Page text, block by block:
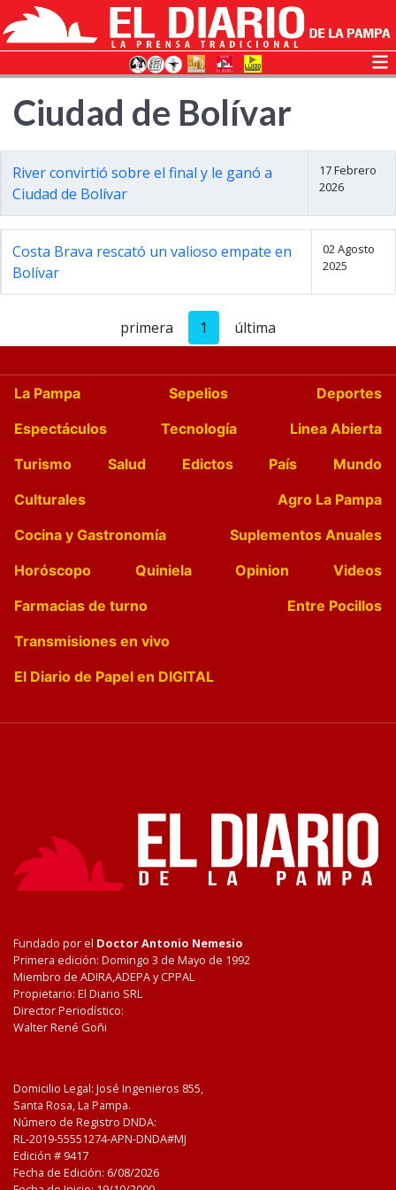
Ciudad de Bolívar
River convirtió sobre el final y le ganó a
Ciudad de Bolívar
17 Febrero
2026
Costa Brava rescató un valioso empate en
Bolívar
02 Agosto
2025
primera 1 última
La Pampa Sepelios
Deportes
Espectáculos
Tecnología
Linea Abierta
Turismo
Salud Edictos País
Mundo
Culturales
Agro La Pampa
Cocina y Gastronomía
Suplementos Anuales
Horóscopo
Quiniela Opinion
Videos
Farmacias de turno
Entre Pocillos
Transmisiones en vivo
El Diario de Papel en DIGITAL
Fundado por el Doctor Antonio Nemesio
Primera edición: Domingo 3 de Mayo de 1992
Miembro de ADIRA,ADEPA y CPPAL
Propietario: El Diario SRL
Director Periodístico:
Walter René Goñi
Domicilio Legal: José Ingenieros 855,
Santa Rosa, La Pampa.
Número de Registro DNDA:
RL-2019-55551274-APN-DNDA#MJ
Edición # 9417
Fecha de Edición: 6/08/2026